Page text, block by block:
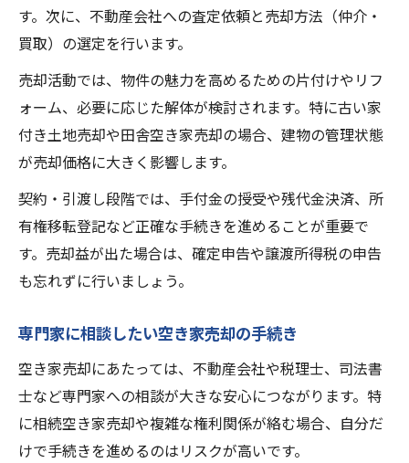
す。次に、不動産会社への査定依頼と売却方法（仲介・
買取）の選定を行います。
売却活動では、物件の魅力を高めるための片付けやリフ
ォーム、必要に応じた解体が検討されます。特に古い家
付き土地売却や田舎空き家売却の場合、建物の管理状態
が売却価格に大きく影響します。
契約・引渡し段階では、手付金の授受や残代金決済、所
有権移転登記など正確な手続きを進めることが重要で
す。売却益が出た場合は、確定申告や譲渡所得税の申告
も忘れずに行いましょう。
専門家に相談したい空き家売却の手続き
空き家売却にあたっては、不動産会社や税理士、司法書
士など専門家への相談が大きな安心につながります。特
に相続空き家売却や複雑な権利関係が絡む場合、自分だ
けで手続きを進めるのはリスクが高いです。